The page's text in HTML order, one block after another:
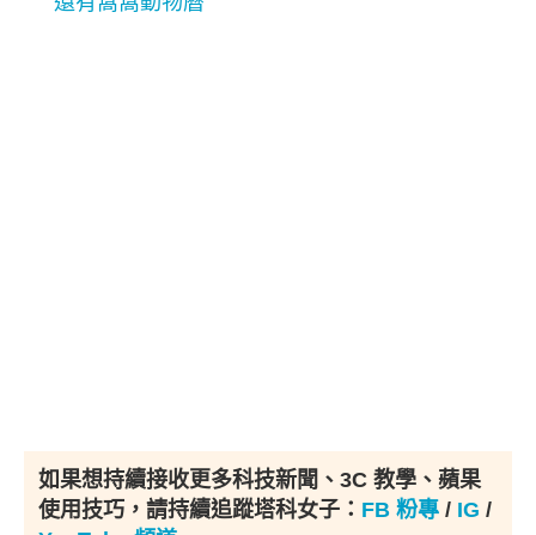
如果想持續接收更多科技新聞、3C 教學、蘋果
使用技巧，請持續追蹤塔科女子： FB 粉專 / IG /